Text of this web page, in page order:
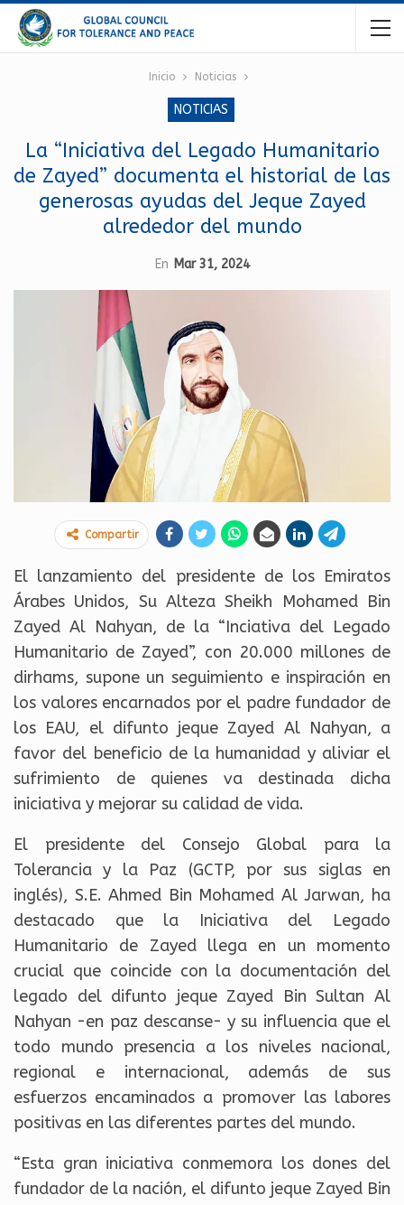
Inicio Noticias
NOTICIAS
La “Iniciativa del Legado Humanitario
de Zayed” documenta el historial de las
generosas ayudas del Jeque Zayed
alrededor del mundo
En Mar 31, 2024
Compartir
El lanzamiento del presidente de los Emiratos
Árabes Unidos, Su Alteza Sheikh Mohamed Bin
Zayed Al Nahyan, de la “Inciativa del Legado
Humanitario de Zayed”, con 20.000 millones de
dirhams, supone un seguimiento e inspiración en
los valores encarnados por el padre fundador de
los EAU, el difunto jeque Zayed Al Nahyan, a
favor del beneficio de la humanidad y aliviar el
sufrimiento de quienes va destinada dicha
iniciativa y mejorar su calidad de vida.
El presidente del Consejo Global para la
Tolerancia y la Paz (GCTP, por sus siglas en
inglés), S.E. Ahmed Bin Mohamed Al Jarwan, ha
destacado que la Iniciativa del Legado
Humanitario de Zayed llega en un momento
crucial que coincide con la documentación del
legado del difunto jeque Zayed Bin Sultan Al
Nahyan -en paz descanse- y su influencia que el
todo mundo presencia a los niveles nacional,
regional e internacional, además de sus
esfuerzos encaminados a promover las labores
positivas en las diferentes partes del mundo.
“Esta gran iniciativa conmemora los dones del
fundador de la nación, el difunto jeque Zayed Bin